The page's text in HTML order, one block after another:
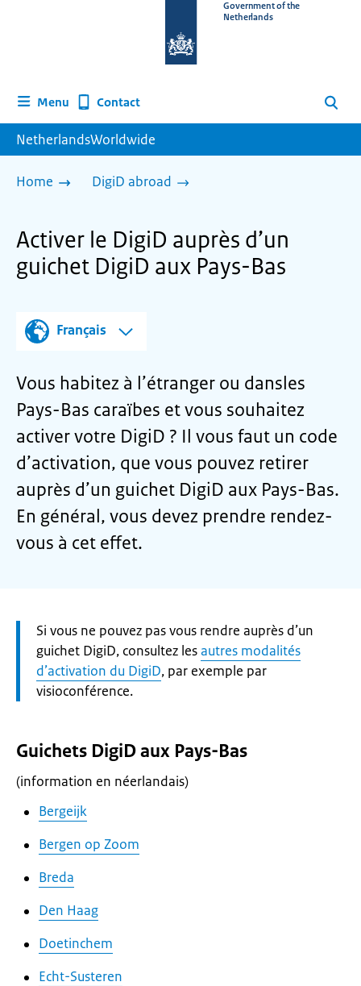
homepage
Government of the
Netherlands
Menu Contact Search
NetherlandsWorldwide
Home DigiD abroad
Activer le DigiD auprès d’un
guichet DigiD aux Pays-Bas
Français
Vous habitez à l’étranger ou dansles
Pays-Bas caraïbes et vous souhaitez
activer votre DigiD ? Il vous faut un code
d’activation, que vous pouvez retirer
auprès d’un guichet DigiD aux Pays-Bas.
En général, vous devez prendre rendez-
vous à cet effet.
Let
op:
Si vous ne pouvez pas vous rendre auprès d’un
guichet DigiD, consultez lesautres modalités
d’activation du DigiD, par exemple par
visioconférence.
Guichets DigiD aux Pays-Bas
(information en néerlandais)
Bergeijk
Bergen op Zoom
Breda
Den Haag
Doetinchem
Echt-Susteren